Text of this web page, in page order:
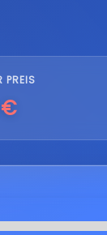
PREIS